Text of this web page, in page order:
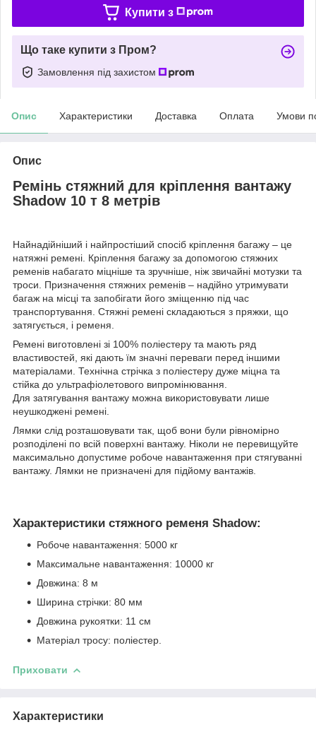
Купити з
Що таке купити з Пром?
Замовлення під захистом
Опис Характеристики Доставка Оплата Умови
Опис
Ремінь стяжний для кріплення вантажу
Shadow 10 т 8 метрів
Найнадійніший і найпростіший спосіб кріплення багажу – це
натяжні ремені. Кріплення багажу за допомогою стяжних
ременів набагато міцніше та зручніше, ніж звичайні мотузки та
троси. Призначення стяжних ременів – надійно утримувати
багаж на місці та запобігати його зміщенню під час
транспортування. Стяжні ремені складаються з пряжки, що
затягується, і ременя.
Ремені виготовлені зі 100% поліестеру та мають ряд
властивостей, які дають їм значні переваги перед іншими
матеріалами. Технічна стрічка з поліестеру дуже міцна та
стійка до ультрафіолетового випромінювання.
Для затягування вантажу можна використовувати лише
неушкоджені ремені.
Лямки слід розташовувати так, щоб вони були рівномірно
розподілені по всій поверхні вантажу. Ніколи не перевищуйте
максимально допустиме робоче навантаження при стягуванні
вантажу. Лямки не призначені для підйому вантажів.
Характеристики стяжного ременя Shadow:
Робоче навантаження: 5000 кг
Максимальне навантаження: 10000 кг
Довжина: 8 м
Ширина стрічки: 80 мм
Довжина рукоятки: 11 см
Матеріал тросу: поліестер.
Приховати
Характеристики